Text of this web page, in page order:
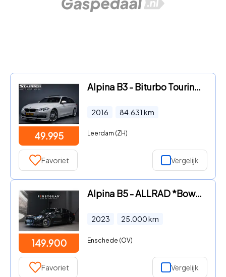
49.995
Alpina B3 - Biturbo Touring Allrad nr. 380 410pk Automaat Pano/Head-Up/H
2016 84.631 km
Leerdam (ZH)
Favoriet Vergelijk
149.900
Alpina B5 - ALLRAD *Bowers & Wilkins / Stoelventilatie + Massage / Schui
2023 25.000km
Enschede (OV)
Favoriet Vergelijk